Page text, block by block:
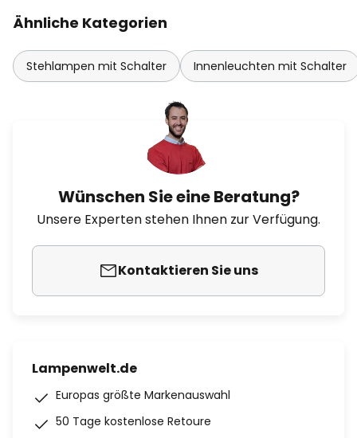
Ähnliche Kategorien
Stehlampen mit Schalter Innenleuchten mit Schalter
Wünschen Sie eine Beratung?
Unsere Experten stehen Ihnen zur Verfügung.
Kontaktieren Sie uns
Lampenwelt.de
Europas größte Markenauswahl
50 Tage kostenlose Retoure